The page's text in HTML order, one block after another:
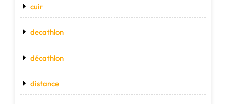
cuir
decathlon
décathlon
distance